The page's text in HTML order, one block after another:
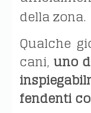
della zona.
Qualche
cani, uno
fendenti